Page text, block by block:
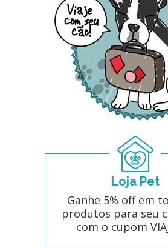
Loja Pet
Ganhe 5% off em
produtos para seu
com o cupom